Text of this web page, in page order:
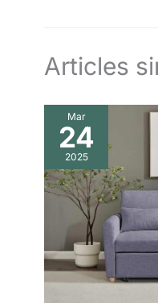
Articles
Mar
24
2025